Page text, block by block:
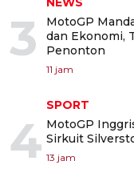
3
MotoGP
dan Ekonomi,
Penonton
11 jam
4
SPORT
MotoGP
Sirkuit
13 jam